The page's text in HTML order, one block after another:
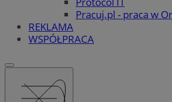
Pracuj.pl - praca w
REKLAMA
WSPÓŁPRACA